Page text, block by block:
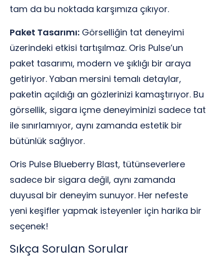
tam da bu noktada karşımıza çıkıyor.
Paket Tasarımı: Görselliğin tat deneyimi
üzerindeki etkisi tartışılmaz. Oris Pulse’un
paket tasarımı, modern ve şıklığı bir araya
getiriyor. Yaban mersini temalı detaylar,
paketin açıldığı an gözlerinizi kamaştırıyor. Bu
görsellik, sigara içme deneyiminizi sadece tat
ile sınırlamıyor, aynı zamanda estetik bir
bütünlük sağlıyor.
Oris Pulse Blueberry Blast, tütünseverlere
sadece bir sigara değil, aynı zamanda
duyusal bir deneyim sunuyor. Her nefeste
yeni keşifler yapmak isteyenler için harika bir
seçenek!
Sıkça Sorulan Sorular